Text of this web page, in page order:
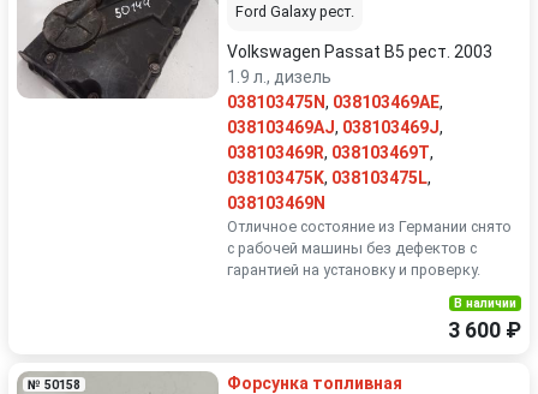
Ford Galaxy рест.
Volkswagen Passat B5 рест. 2003
1.9 л., дизель
038103475N, 038103469AE,
038103469AJ, 038103469J,
038103469R, 038103469T,
038103475K, 038103475L,
038103469N
Отличное состояние из Германии снято
с рабочей машины без дефектов с
гарантией на установку и проверку.
В наличии
3 600 ₽
№ 50158 Форсунка топливная